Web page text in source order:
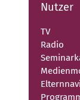
Nutzer
TV
Radio